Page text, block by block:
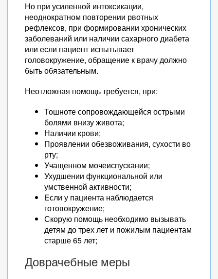
Но при усиленной интоксикации,
неоднократном повторении рвотных
рефлексов, при формировании хронических
заболеваний или наличии сахарного диабета
или если пациент испытывает
головокружение, обращение к врачу должно
быть обязательным.
Неотложная помощь требуется, при:
Тошноте сопровождающейся острыми
болями внизу живота;
Наличии крови;
Проявлении обезвоживания, сухости во
рту;
Учащенном мочеиспускании;
Ухудшении функциональной или
умственной активности;
Если у пациента наблюдается
готовокружение;
Скорую помощь необходимо вызывать
детям до трех лет и пожилым пациентам
старше 65 лет;
Доврачебные меры